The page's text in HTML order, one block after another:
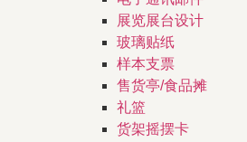
展览展台设计
玻璃贴纸
样本支票
售货亭/食品摊
礼篮
货架摇摆卡